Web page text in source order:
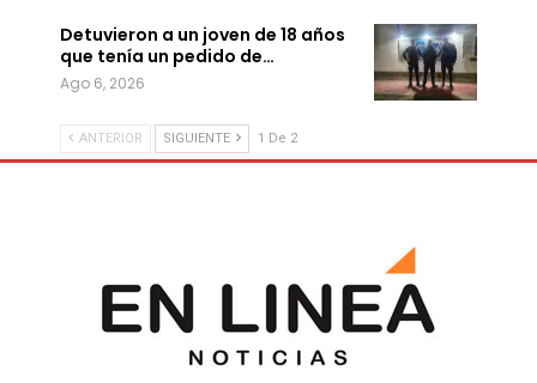
Detuvieron a un joven de 18 años
que tenía un pedido de…
Ago 6, 2026
ANTERIOR SIGUIENTE 1 De 2